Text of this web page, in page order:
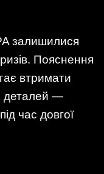
залишилися
Пояснення
втримати
деталей —
час довгої